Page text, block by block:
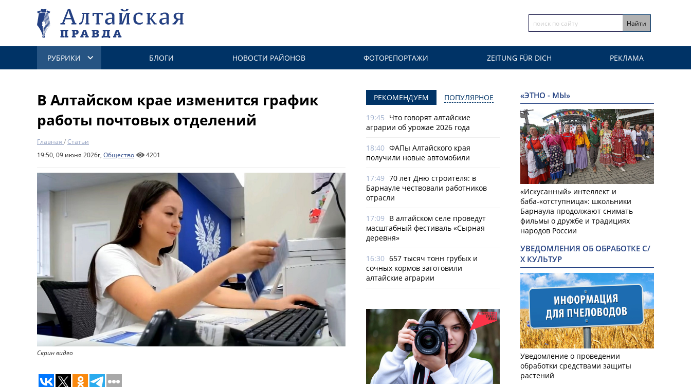
РУБРИКИ БЛОГИ НОВОСТИ РАЙОНОВ ФОТОРЕПОРТАЖИ ZEITUNG FÜR DICH РЕКЛАМА
В Алтайском крае изменится график
работы почтовых отделений
Главная /Статьи
19:50, 09 июня 2026г, Общество 4201
Cкрин видео
РЕКОМЕНДУЕМ ПОПУЛЯРНОЕ
19:45 Что говорят алтайские
аграрии об урожае 2026 года
18:40 ФАПы Алтайского края
получили новые автомобили
17:49 70 лет Дню строителя: в
Барнауле чествовали работников
отрасли
17:09 В алтайском селе проведут
масштабный фестиваль «Сырная
деревня»
16:30 657 тысяч тонн грубых и
сочных кормов заготовили
алтайские аграрии
«ЭТНО - МЫ»
«Искусанный» интеллект и
баба-«отступница»: школьники
Барнаула продолжают снимать
фильмы о дружбе и традициях
народов России
УВЕДОМЛЕНИЯ ОБ ОБРАБОТКЕ С/
Х КУЛЬТУР
Уведомление о проведении
обработки средствами защиты
растений